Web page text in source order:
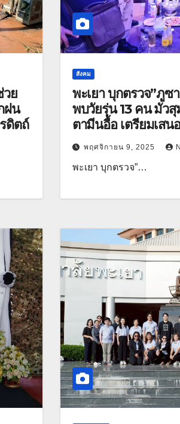
ย
ฝน
ดิตถ์
สังคม
พะเยา บุกตรวจ”ภูซ
พบวัยรุ่น 13 คน มั่วสุ
ตามีนอื้อ เตรียมเสน
พฤศจิกายน 9, 2025
พะเยา บุกตรวจ”…